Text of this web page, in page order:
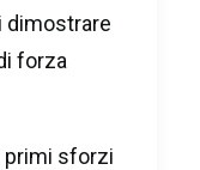
dimostrare
forza
primi sforzi